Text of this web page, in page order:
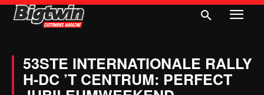
53STE INTERNATIONALE RALLY
H-DC ’T CENTRUM: PERFECT